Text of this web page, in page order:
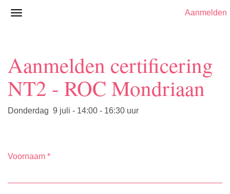
Aanmelden
Aanmelden certificering
NT2 - ROC Mondriaan
Donderdag 9 juli - 14:00 - 16:30 uur
Voornaam *